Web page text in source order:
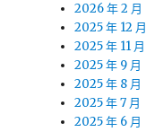
2026 年 2 月
2025 年 12 月
2025 年 11 月
2025 年 9 月
2025 年 8 月
2025 年 7 月
2025 年 6 月